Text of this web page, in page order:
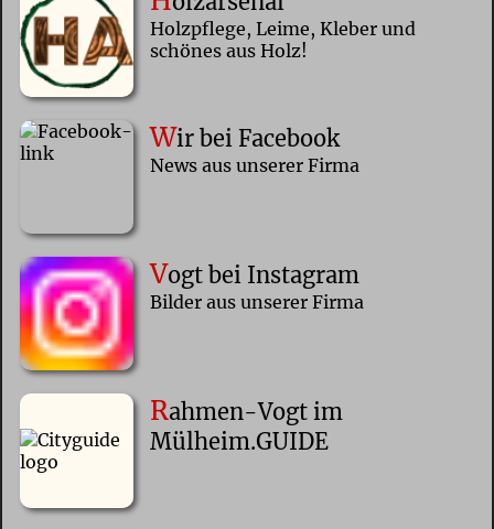
Holzpflege, Leime, Kleber und
schönes aus Holz!
Wir bei Facebook
News aus unserer Firma
Vogt bei Instagram
Bilder aus unserer Firma
Rahmen-Vogt im
Mülheim.GUIDE